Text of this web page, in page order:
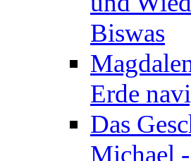
Biswas
Erde
Das
Michael